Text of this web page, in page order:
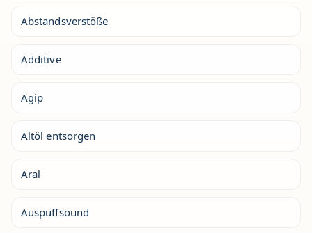
Abstandsverstöße
Additive
Agip
Altöl entsorgen
Aral
Auspuffsound